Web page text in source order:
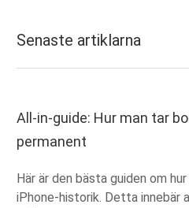
android ROM
jailbreak
Uppgradera
Frystes
Senaste artiklarna
All-in-guide: Hur man tar
permanent
Här är den bästa guiden om
iPhone-historik. Detta innebär